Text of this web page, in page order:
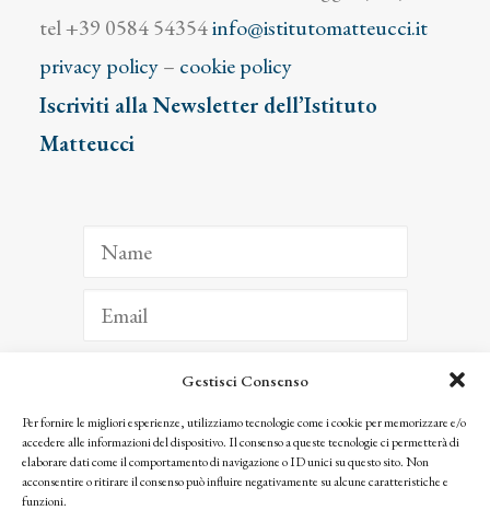
Gestisci Consenso
Per fornire le migliori esperienze, utilizziamo tecnologie come i cookie per memorizzare e/o
accedere alle informazioni del dispositivo. Il consenso a queste tecnologie ci permetterà di
elaborare dati come il comportamento di navigazione o ID unici su questo sito. Non
acconsentire o ritirare il consenso può influire negativamente su alcune caratteristiche e
funzioni.
tel +39 0584 54354info@istitutomatteucci.it
privacy policy– cookie policy
Iscriviti alla Newsletter dell’Istituto
Matteucci
ISCRIVITI
Facendo clic per iscriverti, riconosci che le tue informazioni saranno trattate
seguendo la nostra Privacy Policy
© 2025 Istituto Matteucci. All right reserved